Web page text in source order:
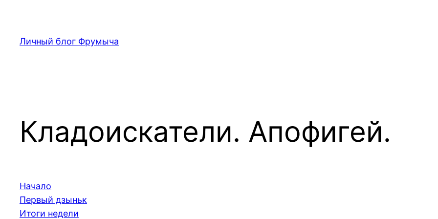
содержимому
Личный блог Фрумыча
Кладоискатели. Апофигей.
Начало
Первый дзыньк
Итоги недели